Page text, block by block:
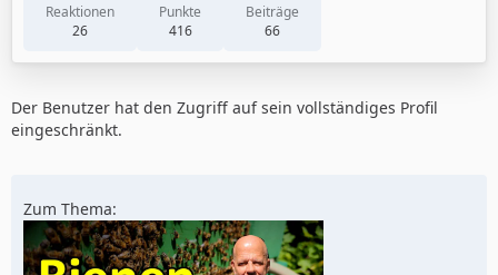
Reaktionen
26
Punkte
416
Beiträge
66
Der Benutzer hat den Zugriff auf sein vollständiges Profil
eingeschränkt.
Zum Thema: